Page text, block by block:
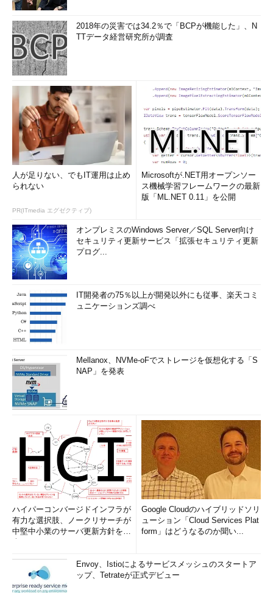
2018年の災害では34.2％で「BCPが機能した」、N
TTデータ経営研究所が調査
人が足りない、でもIT運用は止め
られない
PR(ITmedia エグゼクティブ)
Microsoftが.NET用オープンソー
ス機械学習フレームワークの最新
版「ML.NET 0.11」を公開
オンプレミスのWindows Server／SQL Server向け
セキュリティ更新サービス「拡張セキュリティ更新
プログ...
IT開発者の75％以上が開発以外にも従事、楽天コミ
ュニケーションズ調べ
Mellanox、NVMe-oFでストレージを仮想化する「S
NAP」を発表
ハイパーコンバージドインフラが
有力な選択肢、ノークリサーチが
中堅中小業のサーバ更新方針を調
Google Cloudのハイブリッドソリ
ューション「Cloud Services Plat
form」はどうなるのか聞い...
Envoy、Istioによるサービスメッシュのスタートア
ップ、Tetrateが正式デビュー